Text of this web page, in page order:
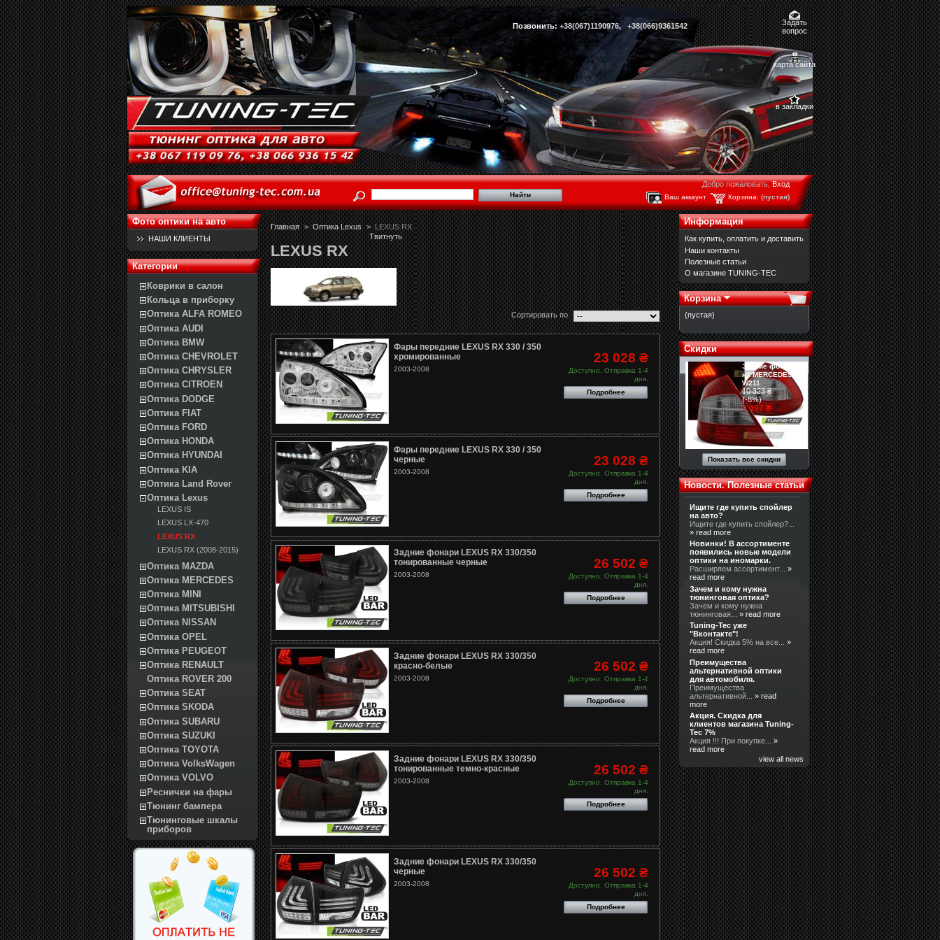
Позвонить: +38(067)1190976, +38(066)9361542
Задать
вопрос
карта сайта
в закладки
Добро пожаловать,Вход
Корзина: (пустая)
Ваш аккаунт
Фото оптики на авто
НАШИ КЛИЕНТЫ
Категории
Коврики в салон
Кольца в приборку
Оптика ALFA ROMEO
Оптика AUDI
Оптика BMW
Оптика CHEVROLET
Оптика CHRYSLER
Оптика CITROEN
Оптика DODGE
Оптика FIAT
Оптика FORD
Оптика HONDA
Оптика HYUNDAI
Оптика KIA
Оптика Land Rover
Оптика Lexus
LEXUS IS
LEXUS LX-470
LEXUS RX
LEXUS RX (2008-2015)
Оптика MAZDA
Оптика MERCEDES
Оптика MINI
Оптика MITSUBISHI
Оптика NISSAN
Оптика OPEL
Оптика PEUGEOT
Оптика RENAULT
Оптика ROVER 200
Оптика SEAT
Оптика SKODA
Оптика SUBARU
Оптика SUZUKI
Оптика TOYOTA
Оптика VolksWagen
Оптика VOLVO
Реснички на фары
Тюнинг бампера
Тюнинговые шкалы
приборов
Главная > Оптика Lexus > LEXUS RX
Твитнуть
LEXUS RX
Сортировать по
Фары передние LEXUS RX 330 / 350
хромированные
2003-2008
23 028 ₴
Доступно. Отправка 1-4
дня.
Подробнее
Фары передние LEXUS RX 330 / 350
черные
2003-2008
23 028 ₴
Доступно. Отправка 1-4
дня.
Подробнее
Задние фонари LEXUS RX 330/350
тонированные черные
2003-2008
26 502 ₴
Доступно. Отправка 1-4
дня.
Подробнее
Задние фонари LEXUS RX 330/350
красно-белые
2003-2008
26 502 ₴
Доступно. Отправка 1-4
дня.
Подробнее
Задние фонари LEXUS RX 330/350
тонированные темно-красные
2003-2008
26 502 ₴
Доступно. Отправка 1-4
дня.
Подробнее
Задние фонари LEXUS RX 330/350
черные
2003-2008
26 502 ₴
Доступно. Отправка 1-4
дня.
Подробнее
Информация
Как купить, оплатить и доставить
Наши контакты
Полезные статьи
О магазине TUNING-TEC
Корзина
(пустая)
Скидки
Задние фонари
на MERCEDES
W211
10 323 ₴
(-8%)
9 497 ₴
Показать все скидки
Новости. Полезные статьи
Ищите где купить спойлер
на авто?
Ищите где купить спойлер?...
» read more
Новинки! В ассортименте
появились новые модели
оптики на иномарки.
Расширяем ассортимент...»
read more
Зачем и кому нужна
тюнинговая оптика?
Зачем и кому нужна
тюнинговая...» read more
Tuning-Tec уже
"Вконтакте"!
Акция! Скидка 5% на все...»
read more
Преимущества
альтернативной оптики
для автомобиля.
Преимущества
альтернативной...» read
more
Акция. Скидка для
клиентов магазина Tuning-
Tec 7%
Акция !!! При покупке...»
read more
view all news